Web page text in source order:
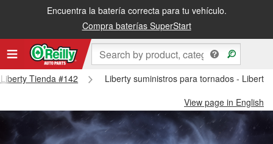
Encuentra la batería correcta para tu vehículo.
Compra baterías SuperStart
Tienda #142
Liberty suministros para tornados - Liberty
View page in English